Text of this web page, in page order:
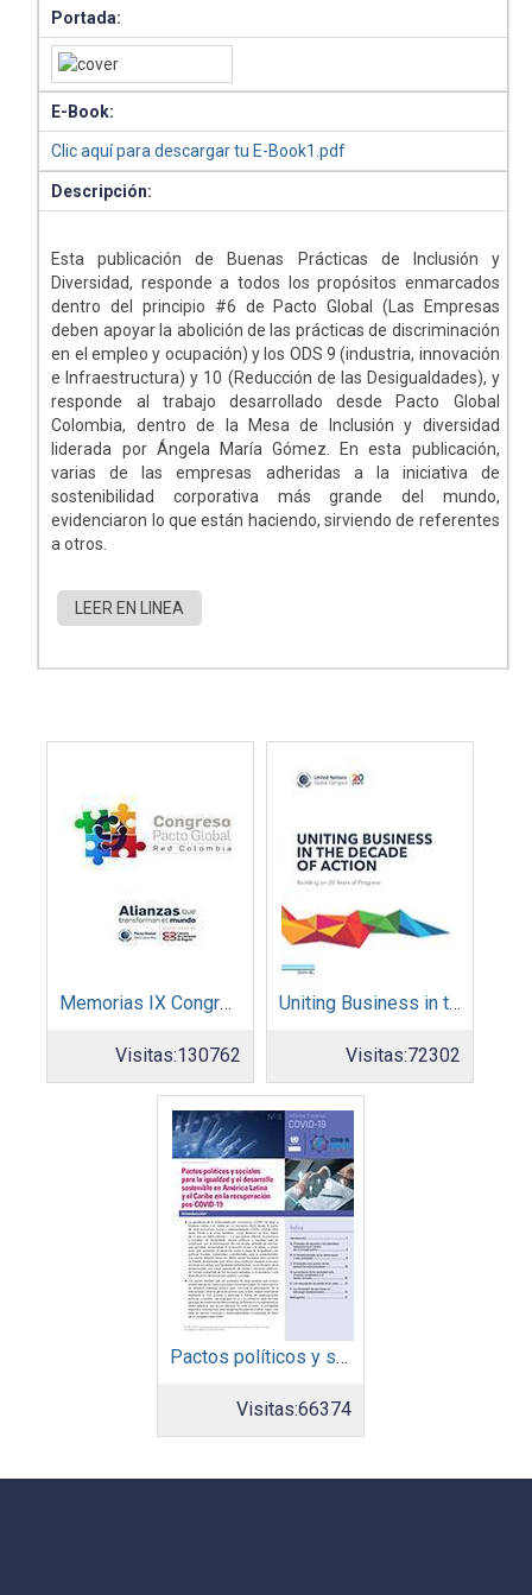
Portada:
E-Book:
Clic aquí para descargar tu E-Book1.pdf
Descripción:
Esta publicación de Buenas Prácticas de Inclusión y
Diversidad, responde a todos los propósitos enmarcados
dentro del principio #6 de Pacto Global (Las Empresas
deben apoyar la abolición de las prácticas de discriminación
en el empleo y ocupación) y los ODS 9 (industria, innovación
e Infraestructura) y 10 (Reducción de las Desigualdades), y
responde al trabajo desarrollado desde Pacto Global
Colombia, dentro de la Mesa de Inclusión y diversidad
liderada por Ángela María Gómez. En esta publicación,
varias de las empresas adheridas a la iniciativa de
sostenibilidad corporativa más grande del mundo,
evidenciaron lo que están haciendo, sirviendo de referentes
a otros.
LEER EN LINEA
Memorias IX Congreso Pacto Global 2019
Visitas:130762
Uniting Business in the Decade of Action
Visitas:72302
Pactos políticos y sociales para la igualdad y el desarrollo sostenible en América Latina y el Caribe en la recuperación pos COVID-19
Visitas:66374